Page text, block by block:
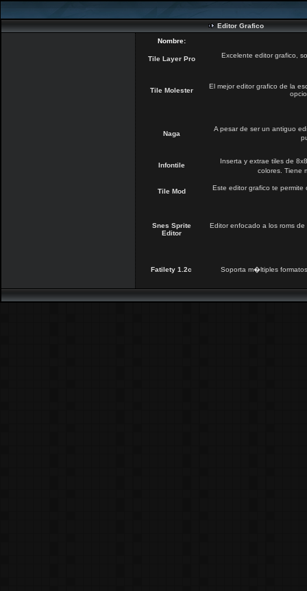
Editor Grafico
Nombre:
Tile Layer Pro Excelente editor grafico,
Tile Molester
El mejor editor grafico de la
Naga
A pesar de ser un antiguo
Infontile
Inserta y extrae tiles de
colores. Tiene
Tile Mod Este editor grafico te
Snes Sprite
Editor
Editor enfocado a los roms
Fatilety 1.2c Soporta m�ltiples